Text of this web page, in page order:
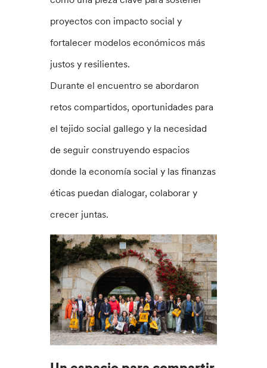
proyectos con impacto social y
fortalecer modelos económicos más
justos y resilientes.
Durante el encuentro se abordaron
retos compartidos, oportunidades para
el tejido social gallego y la necesidad
de seguir construyendo espacios
donde la economía social y las finanzas
éticas puedan dialogar, colaborar y
crecer juntas.